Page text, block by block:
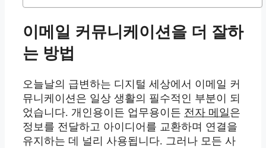
이메일 커뮤니케이션을 더 잘하
는 방법
오늘날의 급변하는 디지털 세상에서 이메일 커
뮤니케이션은 일상 생활의 필수적인 부분이 되
었습니다. 개인용이든 업무용이든 전자 메일은
정보를 전달하고 아이디어를 교환하며 연결을
유지하는 데 널리 사용됩니다. 그러나 모든 사